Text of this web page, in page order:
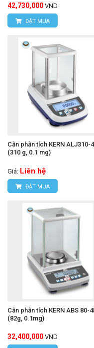
42,730,000 VND
ĐẶT MUA
Cân phân tích KERN ALJ310-
(310 g, 0.1 mg)
Giá: Liên hệ
ĐẶT MUA
Cân phân tích KERN ABS 80-
(82g, 0.1mg)
32,400,000 VND